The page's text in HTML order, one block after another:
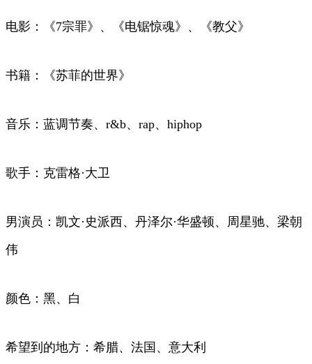
电影：《7宗罪》、《电锯惊魂》、《教父》
书籍：《苏菲的世界》
音乐：蓝调节奏、r&b、rap、hiphop
歌手：克雷格·大卫
男演员：凯文·史派西、丹泽尔·华盛顿、周星驰、梁朝
伟
颜色：黑、白
希望到的地方：希腊、法国、意大利